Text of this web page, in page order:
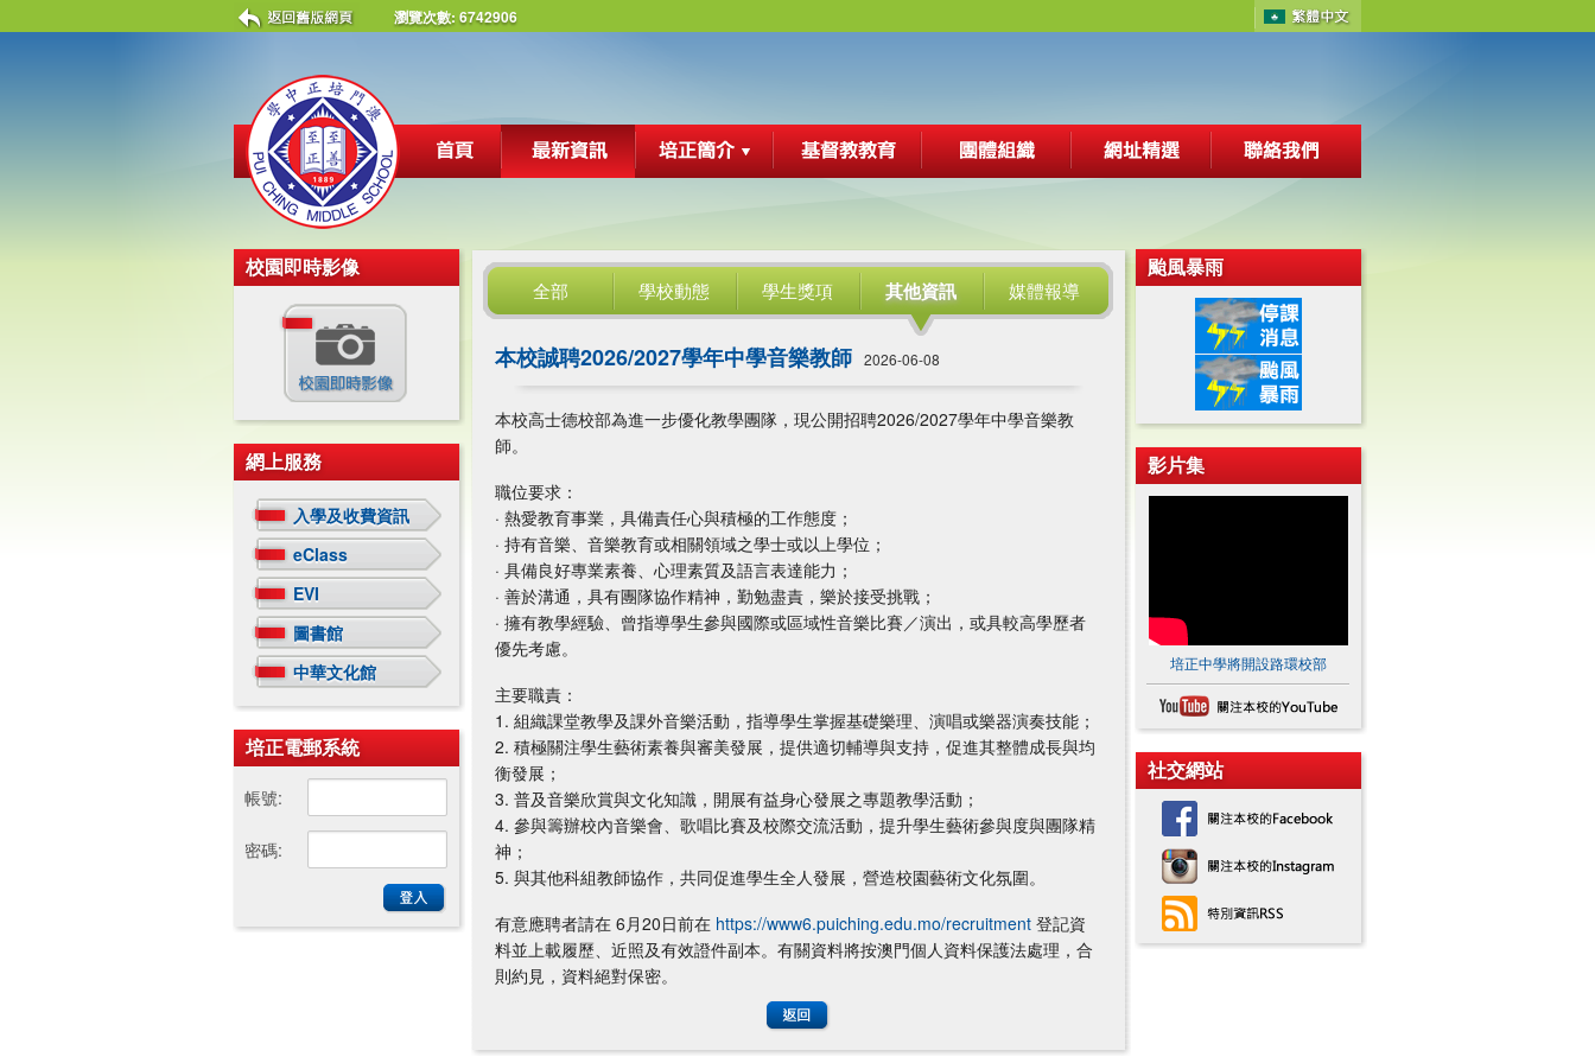
瀏覽次數: 6742906
校園即時影像
網上服務
入學及收費資訊
eClass
EVI
圖書館
中華文化館
培正電郵系統
帳號:
密碼:
全部 學校動態 學生獎項 其他資訊 媒體報導
本校誠聘2026/2027學年中學音樂教師 2026-06-08
本校高士德校部為進一步優化教學團隊，現公開招聘2026/2027學年中學音樂教
師。
職位要求：
· 熱愛教育事業，具備責任心與積極的工作態度；
· 持有音樂、音樂教育或相關領域之學士或以上學位；
· 具備良好專業素養、心理素質及語言表達能力；
· 善於溝通，具有團隊協作精神，勤勉盡責，樂於接受挑戰；
· 擁有教學經驗、曾指導學生參與國際或區域性音樂比賽／演出，或具較高學歷者
優先考慮。
主要職責：
1. 組織課堂教學及課外音樂活動，指導學生掌握基礎樂理、演唱或樂器演奏技能；
2. 積極關注學生藝術素養與審美發展，提供適切輔導與支持，促進其整體成長與均
衡發展；
3. 普及音樂欣賞與文化知識，開展有益身心發展之專題教學活動；
4. 參與籌辦校內音樂會、歌唱比賽及校際交流活動，提升學生藝術參與度與團隊精
神；
5. 與其他科組教師協作，共同促進學生全人發展，營造校園藝術文化氛圍。
有意應聘者請在 6月20日前在 https://www6.puiching.edu.mo/recruitment登記資
料並上載履歷、近照及有效證件副本。有關資料將按澳門個人資料保護法處理，合
則約見，資料絕對保密。
颱風暴雨
影片集
培正中學將開設路環校部
社交網站